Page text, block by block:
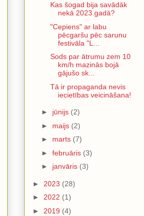
Kas šogad bija savādāk
nekā 2023.gadā?
"Cepiens" ar labu
pēcgaršu pēc sarunu
festivāla "L...
Sods par ātrumu zem 10
km/h mazinās bojā
gājušo sk...
Tā ir propaganda nevis
iecietības veicināšana!
► jūnijs (2)
► maijs (2)
► marts (7)
► februāris (3)
► janvāris (3)
► 2023 (28)
► 2022 (1)
► 2019 (4)